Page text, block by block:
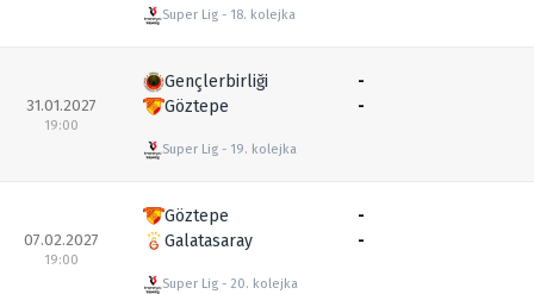
Super Lig 18. kolejka
31.01.2027
19:00
Gençlerbirliği
Göztepe
Super Lig 19. kolejka
-
-
07.02.2027
19:00
Göztepe
Galatasaray
Super Lig 20. kolejka
-
-